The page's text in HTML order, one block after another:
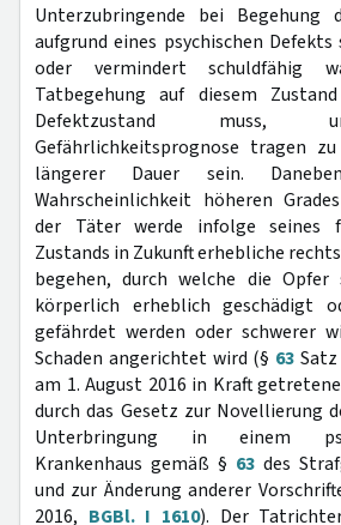
Unterzubringende bei Begehung
aufgrund eines psychischen Defekts
oder vermindert schuldfähig
Tatbegehung auf diesem
Defektzustand muss,
Gefährlichkeitsprognose tragen
längerer Dauer sein.
Wahrscheinlichkeit höheren
der Täter werde infolge seines
Zustands in Zukunft erhebliche
begehen, durch welche die Opfer
körperlich erheblich geschädigt
gefährdet werden oder schwerer
Schaden angerichtet wird (§ 63
am 1. August 2016 in Kraft
durch das Gesetz zur Novellierung
Unterbringung in einem
Krankenhaus gemäß § 63 des
und zur Änderung anderer
2016, BGBl. I 1610). Der